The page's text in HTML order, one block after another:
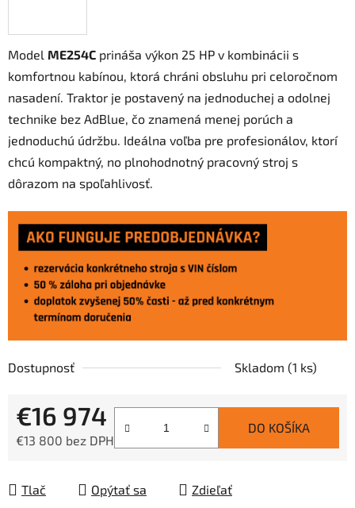
Model ME254C prináša výkon 25 HP v kombinácii s
komfortnou kabínou, ktorá chráni obsluhu pri celoročnom
nasadení. Traktor je postavený na jednoduchej a odolnej
technike bez AdBlue, čo znamená menej porúch a
jednoduchú údržbu. Ideálna voľba pre profesionálov, ktorí
chcú kompaktný, no plnohodnotný pracovný stroj s
dôrazom na spoľahlivosť.
Dostupnosť Skladom (1 ks)
€16 974
€13 800 bez DPH
DO KOŠÍKA
Tlač Opýtať sa Zdieľať